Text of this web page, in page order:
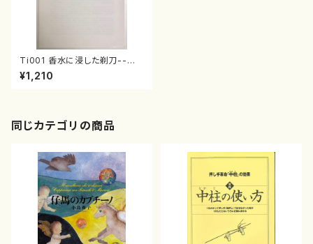
Ti001 香水に浸した剃刀--萩
原朔太郎の「青猫」から選んだ作
品の英訳38篇（Angus Norma
¥1,210
同じカテゴリの商品